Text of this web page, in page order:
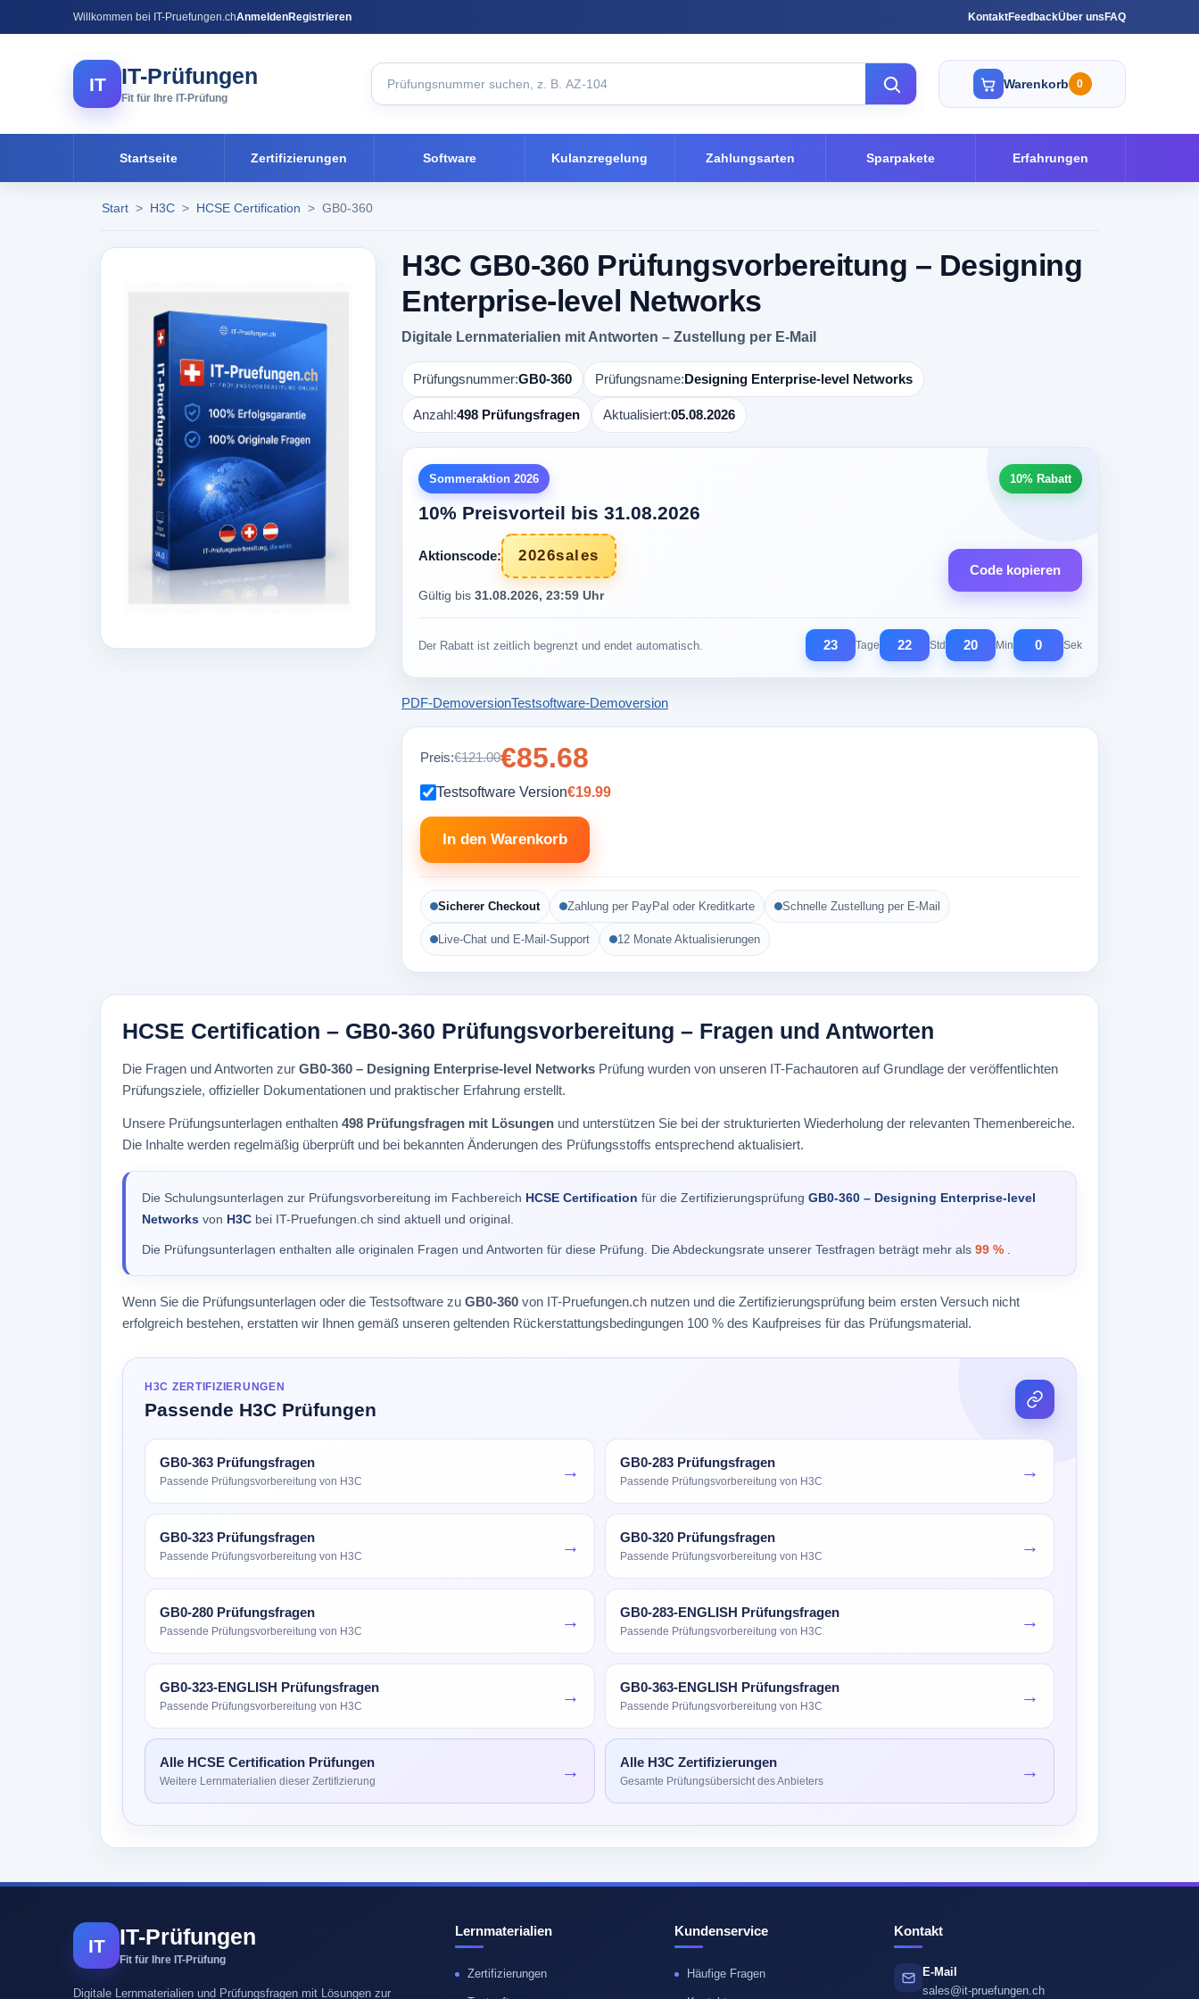
Willkommen bei IT-Pruefungen.chAnmeldenRegistrieren KontaktFeedbackÜber uns FAQ
IT IT-Prüfungen
Fit für Ihre IT-Prüfung
Warenkorb 0
Startseite Zertifizierungen Software Kulanzregelung Zahlungsarten Sparpakete Erfahrungen
Start > H3C > HCSE Certification > GB0-360
H3C GB0-360 Prüfungsvorbereitung – Designing
Enterprise-level Networks
Digitale Lernmaterialien mit Antworten – Zustellung per E-Mail
Prüfungsnummer:GB0-360 Prüfungsname:Designing Enterprise-level Networks
Anzahl:498 Prüfungsfragen Aktualisiert:05.08.2026
Sommeraktion 2026 10% Rabatt
10% Preisvorteil bis 31.08.2026
Aktionscode: 2026sales
Gültig bis 31.08.2026, 23:59 Uhr
Code kopieren
Der Rabatt ist zeitlich begrenzt und endet automatisch. 23 Tage 22 Std 19 Min 59 Sek
PDF-DemoversionTestsoftware-Demoversion
Preis:€121.00€85.68
Testsoftware Version€19.99
In den Warenkorb
Sicherer Checkout Zahlung per PayPal oder Kreditkarte Schnelle Zustellung per E-Mail
Live-Chat und E-Mail-Support 12 Monate Aktualisierungen
HCSE Certification – GB0-360 Prüfungsvorbereitung – Fragen und Antworten
Die Fragen und Antworten zur GB0-360 – Designing Enterprise-level Networks Prüfung wurden von unseren IT-Fachautoren auf Grundlage der veröffentlichten
Prüfungsziele, offizieller Dokumentationen und praktischer Erfahrung erstellt.
Unsere Prüfungsunterlagen enthalten 498 Prüfungsfragen mit Lösungen und unterstützen Sie bei der strukturierten Wiederholung der relevanten Themenbereiche.
Die Inhalte werden regelmäßig überprüft und bei bekannten Änderungen des Prüfungsstoffs entsprechend aktualisiert.
Die Schulungsunterlagen zur Prüfungsvorbereitung im Fachbereich HCSE Certification für die Zertifizierungsprüfung GB0-360 – Designing Enterprise-level
Networks von H3C bei IT-Pruefungen.ch sind aktuell und original.
Die Prüfungsunterlagen enthalten alle originalen Fragen und Antworten für diese Prüfung. Die Abdeckungsrate unserer Testfragen beträgt mehr als 99 %
Wenn Sie die Prüfungsunterlagen oder die Testsoftware zu GB0-360 von IT-Pruefungen.ch nutzen und die Zertifizierungsprüfung beim ersten Versuch nicht
erfolgreich bestehen, erstatten wir Ihnen gemäß unseren geltenden Rückerstattungsbedingungen 100 % des Kaufpreises für das Prüfungsmaterial.
H3C ZERTIFIZIERUNGEN
Passende H3C Prüfungen
GB0-363 Prüfungsfragen
Passende Prüfungsvorbereitung von H3C → GB0-283 Prüfungsfragen
Passende Prüfungsvorbereitung von H3C →
GB0-323 Prüfungsfragen
Passende Prüfungsvorbereitung von H3C → GB0-320 Prüfungsfragen
Passende Prüfungsvorbereitung von H3C →
GB0-280 Prüfungsfragen
Passende Prüfungsvorbereitung von H3C → GB0-283-ENGLISH Prüfungsfragen
Passende Prüfungsvorbereitung von H3C →
GB0-323-ENGLISH Prüfungsfragen
Passende Prüfungsvorbereitung von H3C → GB0-363-ENGLISH Prüfungsfragen
Passende Prüfungsvorbereitung von H3C →
Alle HCSE Certification Prüfungen
Weitere Lernmaterialien dieser Zertifizierung → Alle H3C Zertifizierungen
Gesamte Prüfungsübersicht des Anbieters →
IT IT-Prüfungen
Fit für Ihre IT-Prüfung
Digitale Lernmaterialien und Prüfungsfragen mit Lösungen zur
Lernmaterialien
Zertifizierungen
Kundenservice
Häufige Fragen
Kontakt
E-Mail
sales@it-pruefungen.ch